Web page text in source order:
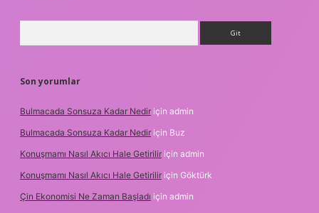
Son yorumlar
Bulmacada Sonsuza Kadar Nedir için admin
Bulmacada Sonsuza Kadar Nedir için Buz
Konuşmamı Nasıl Akıcı Hale Getirilir için admin
Konuşmamı Nasıl Akıcı Hale Getirilir için Göktürk
Çin Ekonomisi Ne Zaman Başladı için admin